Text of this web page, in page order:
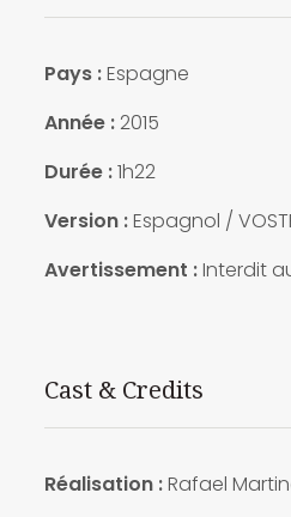
Pays :Espagne
Année :2015
Durée :1h22
Version :Espagnol /
Avertissement :Interdit
Cast & Credits
Réalisation :Rafael